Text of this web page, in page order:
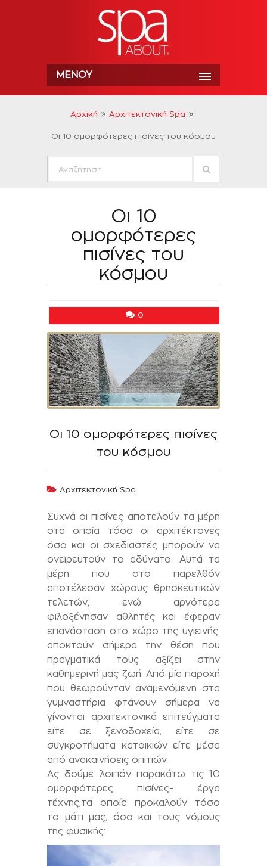
ΜΕΝΟΎ
Αρχική Αρχιτεκτονική Spa
Οι 10 ομορφότερες πισίνες του κόσμου
Οι 10
ομορφότερες
πισίνες του
κόσμου
0
Οι 10 ομορφότερες πισίνες
του κόσμου
Αρχιτεκτονική Spa
Συχνά οι πισίνες αποτελούν τα μέρη
στα οποία τόσο οι αρχιτέκτονες
όσο και οι σχεδιαστές μπορούν να
ονειρευτούν το αδύνατο. Αυτά τα
μέρη που στο παρελθόν
αποτέλεσαν χώρους θρησκευτικών
τελετών, ενώ αργότερα
φιλοξένησαν αθλητές και έφεραν
επανάσταση στο χώρο της υγιεινής,
αποκτούν σήμερα την θέση που
πραγματικά τους αξίζει στην
καθημερινή μας ζωή. Από μία παροχή
που θεωρούνταν αναμενόμενη στα
γυμναστήρια φτάνουν σήμερα να
γίνονται αρχιτεκτονικά επιτεύγματα
είτε σε ξενοδοχεία, είτε σε
συγκροτήματα κατοικιών είτε μέσα
από ανακαινήσεις σπιτιών.
Ας δούμε λοιπόν παρακάτω τις 10
ομορφότερες πισίνες- έργα
τέχνης,τα οποία προκαλούν τόσο
το μάτι μας, όσο και τους νόμους
της φυσικής: